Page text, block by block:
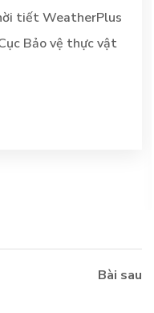
tiết WeatherPlus
Bảo vệ thực vật
Bài sau